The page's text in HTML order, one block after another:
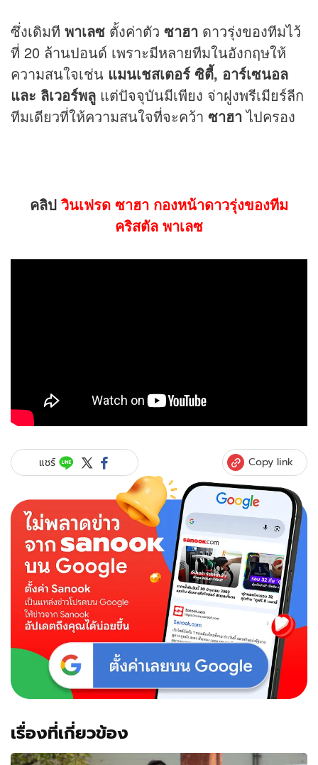
ซึ่งเดิมที พาเลซ ตั้งค่าตัว ซาฮา ดาวรุ่งของทีมไว้
ที่ 20 ล้านปอนด์ เพราะมีหลายทีมในอังกฤษให้
ความสนใจเช่น แมนเชสเตอร์ ซิตี้, อาร์เซนอล
และ ลิเวอร์พลู แต่ปัจจุบันมีเพียง จ่าฝูงพรีเมียร์ลีก
ทีมเดียวที่ให้ความสนใจที่จะคว้า ซาฮาไปครอง
คลิป วินเฟรด ซาฮา กองหน้าดาวรุ่งของทีม
คริสตัล พาเลซ
แชร์ Copy link
เรื่องที่เกี่ยวข้อง